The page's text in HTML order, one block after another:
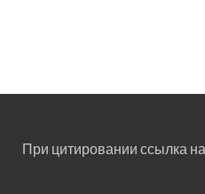
При цитировании ссылка на